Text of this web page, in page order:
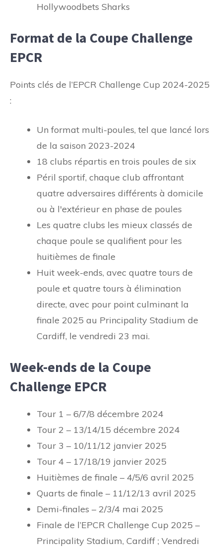
Hollywoodbets Sharks
Format de la Coupe Challenge
EPCR
Points clés de l’EPCR Challenge Cup 2024-2025
:
Un format multi-poules, tel que lancé lors
de la saison 2023-2024
18 clubs répartis en trois poules de six
Péril sportif, chaque club affrontant
quatre adversaires différents à domicile
ou à l'extérieur en phase de poules
Les quatre clubs les mieux classés de
chaque poule se qualifient pour les
huitièmes de finale
Huit week-ends, avec quatre tours de
poule et quatre tours à élimination
directe, avec pour point culminant la
finale 2025 au Principality Stadium de
Cardiff, le vendredi 23 mai.
Week-ends de la Coupe
Challenge EPCR
Tour 1 – 6/7/8 décembre 2024
Tour 2 – 13/14/15 décembre 2024
Tour 3 – 10/11/12 janvier 2025
Tour 4 – 17/18/19 janvier 2025
Huitièmes de finale – 4/5/6 avril 2025
Quarts de finale – 11/12/13 avril 2025
Demi-finales – 2/3/4 mai 2025
Finale de l’EPCR Challenge Cup 2025 –
Principality Stadium, Cardiff ; Vendredi